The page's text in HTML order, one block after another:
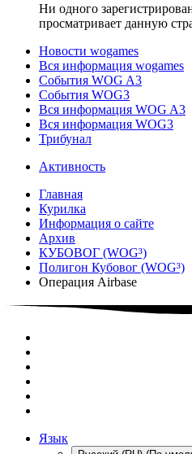
Ни одного
просматривает данную
Новости wogames
Вся информация wogames
События WOG A3
События WOG3
Вся информация WOG A3
Вся информация WOG3
Трибунал
Активность
Главная
Курилка
Информация о сайте
Архив
КУБОВОГ (WOG³)
Полигон Кубовог (WOG³)
Операция Airbase
Язык